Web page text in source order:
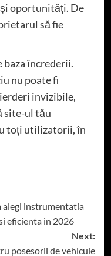
oportunități. De
să fie
încrederii.
nu poate fi
invizibile,
site-ul tău
toți utilizatorii, în
alegi instrumentatia
eficienta in 2026
Next:
posesorii de vehicule